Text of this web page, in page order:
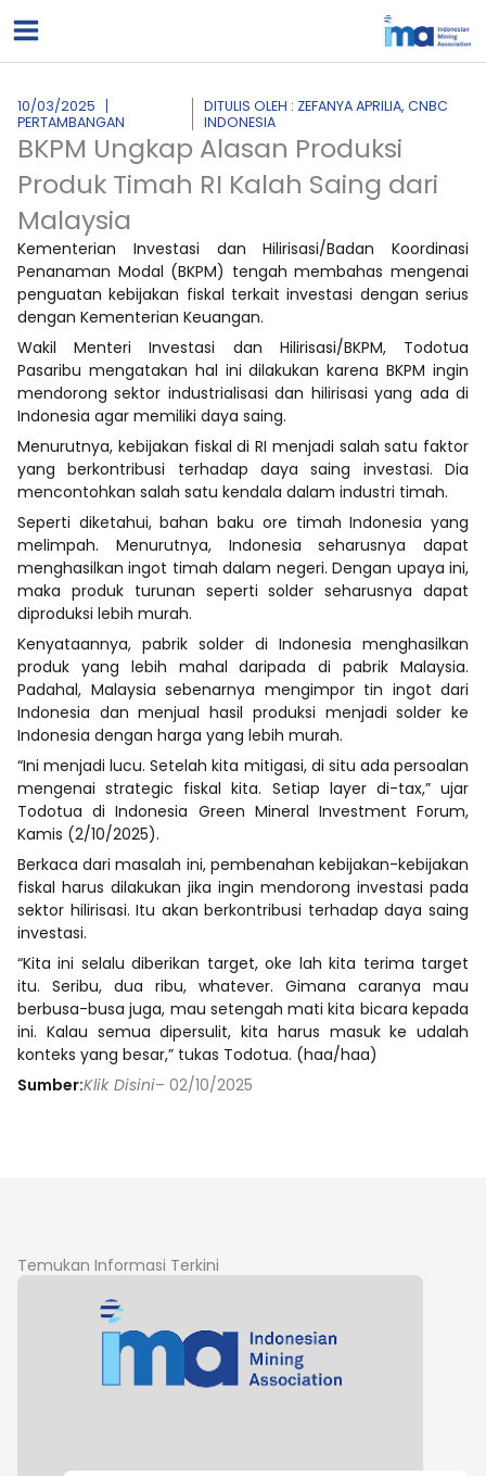
ke
10/03/2025
PERTAMBANGAN
DITULIS OLEH : ZEFANYA APRILIA, CNBC
INDONESIA
BKPM Ungkap Alasan Produksi
Produk Timah RI Kalah Saing dari
Malaysia
Kementerian Investasi dan Hilirisasi/Badan Koordinasi
Penanaman Modal (BKPM) tengah membahas mengenai
penguatan kebijakan fiskal terkait investasi dengan serius
dengan Kementerian Keuangan.
Wakil Menteri Investasi dan Hilirisasi/BKPM, Todotua
Pasaribu mengatakan hal ini dilakukan karena BKPM ingin
mendorong sektor industrialisasi dan hilirisasi yang ada di
Indonesia agar memiliki daya saing.
Menurutnya, kebijakan fiskal di RI menjadi salah satu faktor
yang berkontribusi terhadap daya saing investasi. Dia
mencontohkan salah satu kendala dalam industri timah.
Seperti diketahui, bahan baku ore timah Indonesia yang
melimpah. Menurutnya, Indonesia seharusnya dapat
menghasilkan ingot timah dalam negeri. Dengan upaya ini,
maka produk turunan seperti solder seharusnya dapat
diproduksi lebih murah.
Kenyataannya, pabrik solder di Indonesia menghasilkan
produk yang lebih mahal daripada di pabrik Malaysia.
Padahal, Malaysia sebenarnya mengimpor tin ingot dari
Indonesia dan menjual hasil produksi menjadi solder ke
Indonesia dengan harga yang lebih murah.
“Ini menjadi lucu. Setelah kita mitigasi, di situ ada persoalan
mengenai strategic fiskal kita. Setiap layer di-tax,” ujar
Todotua di Indonesia Green Mineral Investment Forum,
Kamis (2/10/2025).
Berkaca dari masalah ini, pembenahan kebijakan-kebijakan
fiskal harus dilakukan jika ingin mendorong investasi pada
sektor hilirisasi. Itu akan berkontribusi terhadap daya saing
investasi.
“Kita ini selalu diberikan target, oke lah kita terima target
itu. Seribu, dua ribu, whatever. Gimana caranya mau
berbusa-busa juga, mau setengah mati kita bicara kepada
ini. Kalau semua dipersulit, kita harus masuk ke udalah
konteks yang besar,” tukas Todotua. (haa/haa)
Sumber:Klik Disini– 02/10/2025
Temukan Informasi Terkini